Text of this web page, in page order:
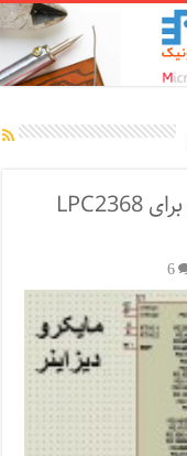
هدرفایل راه اندازی LCD کاراکتری برای LPC2368
6